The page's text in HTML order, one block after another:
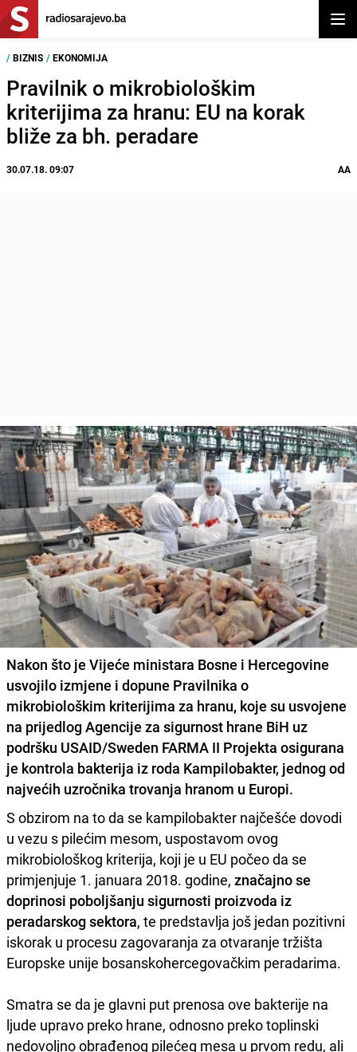
/ BIZNIS / EKONOMIJA
Pravilnik o mikrobiološkim
kriterijima za hranu: EU na korak
bliže za bh. peradare
30.07.18. 09:07 AA
Nakon što je Vijeće ministara Bosne i Hercegovine
usvojilo izmjene i dopune Pravilnika o
mikrobiološkim kriterijima za hranu, koje su usvojene
na prijedlog Agencije za sigurnost hrane BiH uz
podršku USAID/Sweden FARMA II Projekta osigurana
je kontrola bakterija iz roda Kampilobakter, jednog od
najvećih uzročnika trovanja hranom u Europi.
S obzirom na to da se kampilobakter najčešće dovodi
u vezu s pilećim mesom, uspostavom ovog
mikrobiološkog kriterija, koji je u EU počeo da se
primjenjuje 1. januara 2018. godine, značajno se
doprinosi poboljšanju sigurnosti proizvoda iz
peradarskog sektora, te predstavlja još jedan pozitivni
iskorak u procesu zagovaranja za otvaranje tržišta
Europske unije bosanskohercegovačkim peradarima.
Smatra se da je glavni put prenosa ove bakterije na
ljude upravo preko hrane, odnosno preko toplinski
nedovoljno obrađenog pilećeg mesa u prvom redu, ali